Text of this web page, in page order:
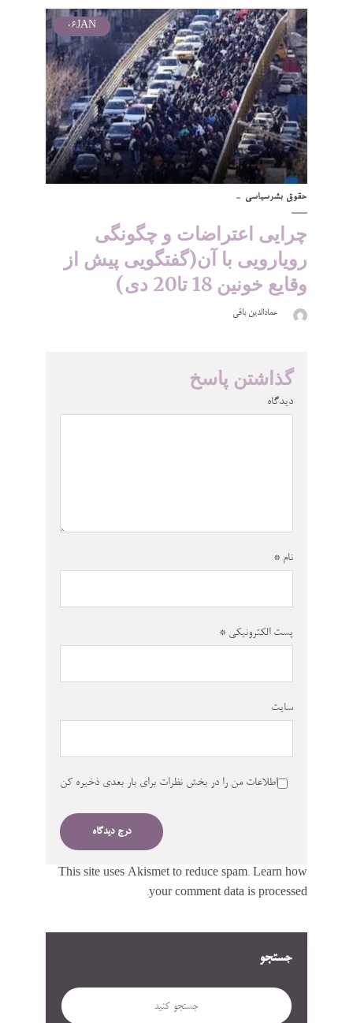
جستجو
JAN
06
حقوق بشرسیاسی
چرایی اعتراضات و چگونگی
رویارویی با آن(گفتگویی پیش از
وقایع خونین 18 تا20 دی)
عمادالدین باقی
گذاشتن پاسخ
دیدگاه
نام *
پست الکترونیکی *
سایت
اطلاعات من را در بخش نظرات برای بار بعدی ذخیره کن
This site uses Akismet to reduce spam. Learn how
your comment data is processed.